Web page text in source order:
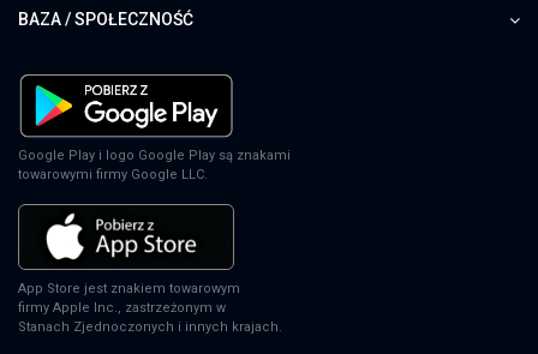
BAZA / SPOŁECZNOŚĆ
Google Play i logo Google Play są znakami
towarowymi firmy Google LLC.
App Store jest znakiem towarowym
firmy Apple Inc., zastrzeżonym w
Stanach Zjednoczonych i innych krajach.